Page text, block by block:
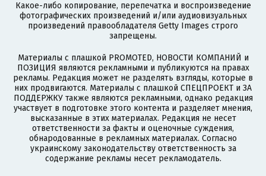
Какое-либо копирование, перепечатка и воспроизведение
фотографических произведений и/или аудиовизуальных
произведений правообладателя Getty Images строго
запрещены.
Материалы с плашкой PROMOTED, НОВОСТИ КОМПАНИЙ и
ПОЗИЦИЯ являются рекламными и публикуются на правах
рекламы. Редакция может не разделять взгляды, которые в
них продвигаются. Материалы с плашкой СПЕЦПРОЕКТ и ЗА
ПОДДЕРЖКУ также являются рекламными, однако редакция
участвует в подготовке этого контента и разделяет мнения,
высказанные в этих материалах. Редакция не несет
ответственности за факты и оценочные суждения,
обнародованные в рекламных материалах. Согласно
украинскому законодательству ответственность за
содержание рекламы несет рекламодатель.